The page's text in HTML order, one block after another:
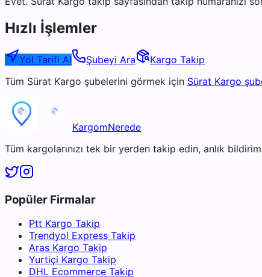
Hızlı İşlemler
Yol Tarifi Al Şubeyi Ara
Kargo Takip
Tüm Sürat Kargo şubelerini görmek için Sürat Kargo
KargomNerede
Tüm kargolarınızı tek bir yerden takip edin, anlık
Popüler Firmalar
Ptt Kargo Takip
Trendyol Express Takip
Aras Kargo Takip
Yurtiçi Kargo Takip
DHL Ecommerce Takip